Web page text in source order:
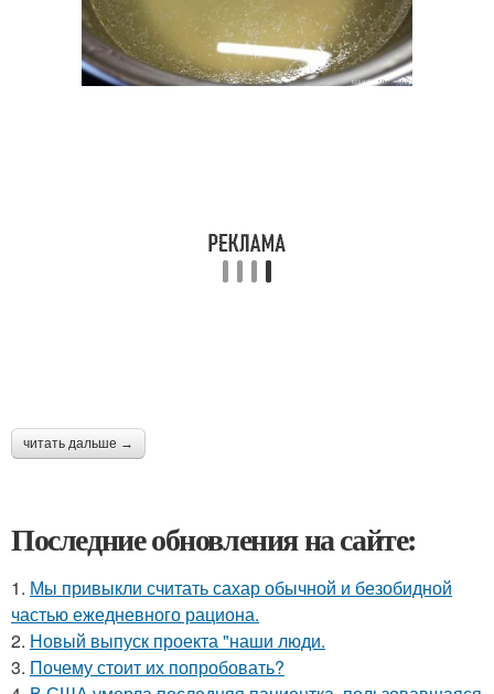
читать дальше →
Последние обновления на сайте:
1. Мы привыкли считать сахар обычной и безобидной
частью ежедневного рациона.
2. Новый выпуск проекта "наши люди.
3. Почему стоит их попробовать?